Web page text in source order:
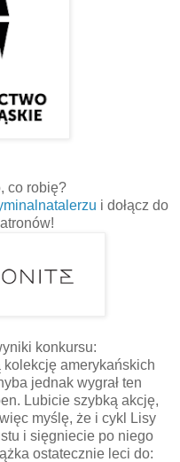
co robię?
i dołącz do
konkursu:
kolekcję amerykańskich
jednak wygrał ten
Lubicie szybką akcję,
myślę, że i cykl Lisy
i sięgniecie po niego
ostatecznie leci do: